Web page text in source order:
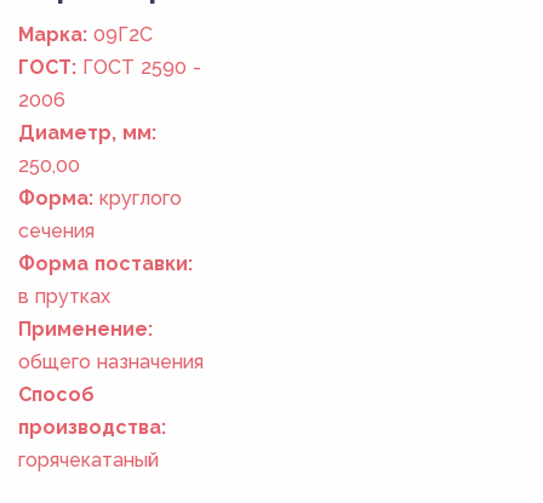
Марка: 09Г2С
ГОСТ: ГОСТ 2590 -
2006
Диаметр, мм:
250,00
Форма: круглого
сечения
Форма поставки:
в прутках
Применение:
общего назначения
Способ
производства:
горячекатаный